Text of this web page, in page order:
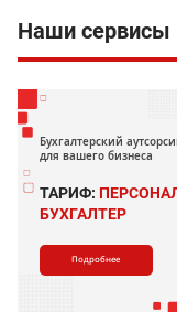
Наши сервисы
Бухгалтерский
для вашего бизнеса
ТАРИФ:
БУХГАЛТЕР
Подробнее